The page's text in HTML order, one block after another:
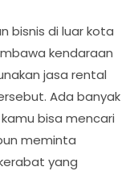
bisnis di luar kota
kendaraan
jasa rental
Ada banyak
bisa mencari
meminta
yang